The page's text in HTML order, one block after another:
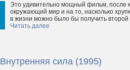
Это удивительно мощный фильм, после
окружающий мир и на то, насколько
в жизни можно было бы получить
Читать далее
Внутренняя сила (1995)